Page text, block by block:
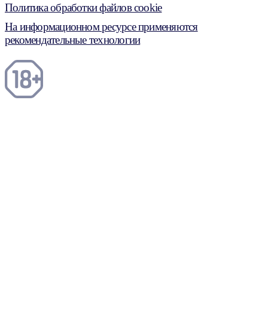
Политика обработки файлов cookie
На информационном ресурсе применяются
рекомендательные технологии